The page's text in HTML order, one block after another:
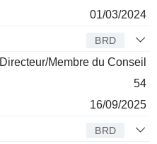
01/03/2024
BRD
Directeur/Membre du Conseil
54
16/09/2025
BRD